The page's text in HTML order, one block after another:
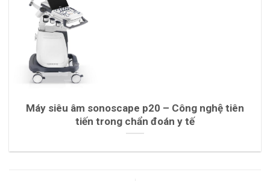
Máy siêu âm sonoscape p20 – Công nghệ tiên
tiến trong chẩn đoán y tế